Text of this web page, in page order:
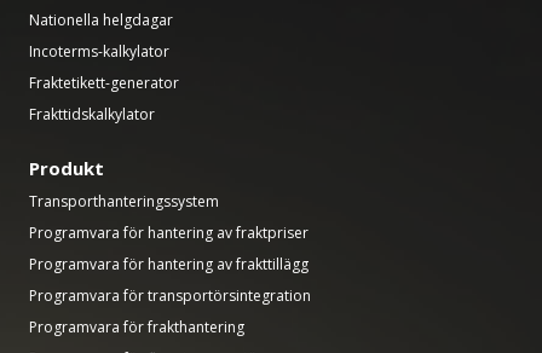
Nationella helgdagar
Incoterms-kalkylator
Fraktetikett-generator
Frakttidskalkylator
Produkt
Transporthanteringssystem
Programvara för hantering av fraktpriser
Programvara för hantering av frakttillägg
Programvara för transportörsintegration
Programvara för frakthantering